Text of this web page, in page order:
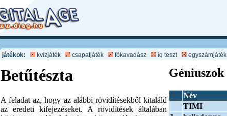
játékok:
kvízjáték csapatjáték fókavadász iq teszt
egyszámjáték
Betűtészta
A feladat az, hogy az alábbi rövidítésekből kitaláld
az eredeti kifejezéseket. A rövidítések általában
Géniuszok
Név
TIMI